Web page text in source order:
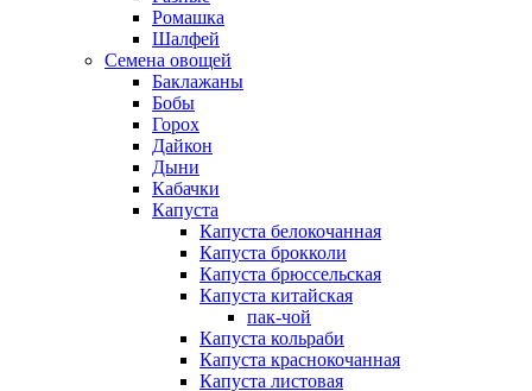
Ромашка
Шалфей
Семена овощей
Баклажаны
Бобы
Горох
Дайкон
Дыни
Кабачки
Капуста
Капуста белокочанная
Капуста брокколи
Капуста брюссельская
Капуста китайская
пак-чой
Капуста кольраби
Капуста краснокочанная
Капуста листовая